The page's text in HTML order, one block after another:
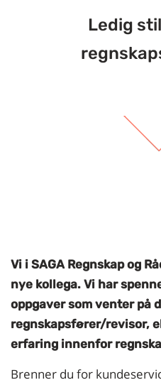
Ledig
Vi i SAGA Regnskap og
nye kollega. Vi har
oppgaver som venter på
regnskapsfører/revisor,
erfaring innenfor
Brenner du for